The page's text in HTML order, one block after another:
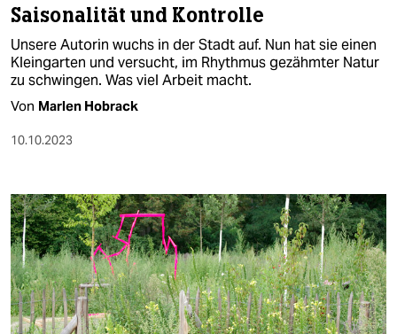
Saisonalität und Kontrolle
Unsere Autorin wuchs in der Stadt auf. Nun hat sie einen
Kleingarten und versucht, im Rhythmus gezähmter Natur
zu schwingen. Was viel Arbeit macht.
Von Marlen Hobrack
10.10.2023